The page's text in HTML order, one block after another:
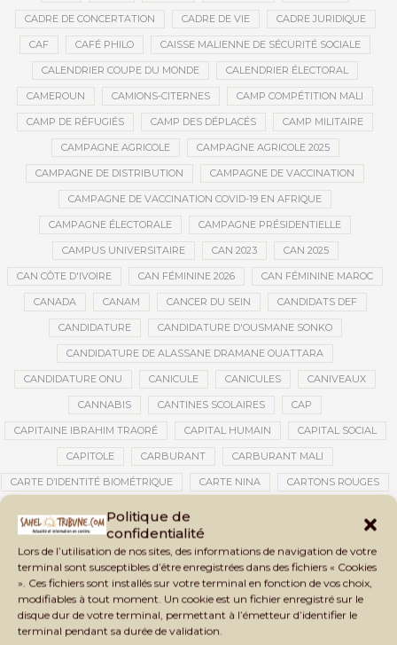
Politique de
confidentialité
Lors de l’utilisation de nos sites, des informations de navigation de votre
terminal sont susceptibles d’être enregistrées dans des fichiers « Cookies
». Ces fichiers sont installés sur votre terminal en fonction de vos choix,
modifiables à tout moment. Un cookie est un fichier enregistré sur le
disque dur de votre terminal, permettant à l’émetteur d’identifier le
terminal pendant sa durée de validation.
CADRE DE CONCERTATION CADRE DE VIE CADRE JURIDIQUE
CAF CAFÉ PHILO CAISSE MALIENNE DE SÉCURITÉ SOCIALE
CALENDRIER COUPE DU MONDE CALENDRIER ÉLECTORAL
CAMEROUN CAMIONS-CITERNES CAMP COMPÉTITION MALI
CAMP DE RÉFUGIÉS CAMP DES DÉPLACÉS CAMP MILITAIRE
CAMPAGNE AGRICOLE CAMPAGNE AGRICOLE 2025
CAMPAGNE DE DISTRIBUTION CAMPAGNE DE VACCINATION
CAMPAGNE DE VACCINATION COVID-19 EN AFRIQUE
CAMPAGNE ÉLECTORALE CAMPAGNE PRÉSIDENTIELLE
CAMPUS UNIVERSITAIRE CAN 2023 CAN 2025
CAN CÔTE D'IVOIRE CAN FÉMININE 2026 CAN FÉMININE MAROC
CANADA CANAM CANCER DU SEIN CANDIDATS DEF
CANDIDATURE CANDIDATURE D'OUSMANE SONKO
CANDIDATURE DE ALASSANE DRAMANE OUATTARA
CANDIDATURE ONU CANICULE CANICULES CANIVEAUX
CANNABIS CANTINES SCOLAIRES CAP
CAPITAINE IBRAHIM TRAORÉ CAPITAL HUMAIN CAPITAL SOCIAL
CAPITOLE CARBURANT CARBURANT MALI
CARTE D’IDENTITÉ BIOMÉTRIQUE CARTE NINA CARTONS ROUGES
CATASTROPHES CLIMATIQUES
CAUTION 10 000 DOLLARS CAUTION DE VISA CDAT CECOGEC
CÉDÉAO CEDEAO CEI CÉLÉBRATION NATIONALE CEMAC
CEMAPI CEN-SNESUP CENOU CENSURE
CENTRAFRIQUE CENTRALE SOLAIRE